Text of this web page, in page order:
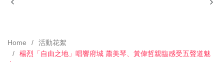
Home
活動花絮
楊烈「自由之地」唱響府城 蕭美琴、黃偉哲親臨感受五聲道魅